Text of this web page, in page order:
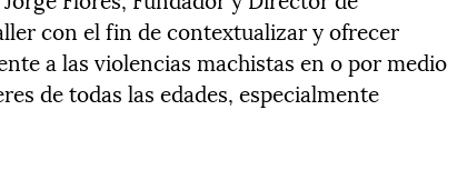
con el fin de contextualizar y ofrecer
a las violencias machistas en o por medio
de todas las edades, especialmente